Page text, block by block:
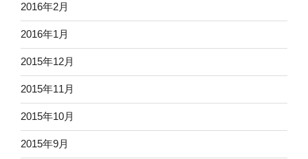
2016年2月
2016年1月
2015年12月
2015年11月
2015年10月
2015年9月